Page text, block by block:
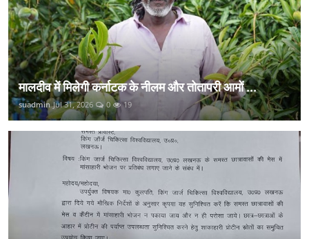
मालदीव में मिलेगी कर्नाटक के नीलम और तोतापरी आमों ...
suadmin Jul 31, 2026 0 19